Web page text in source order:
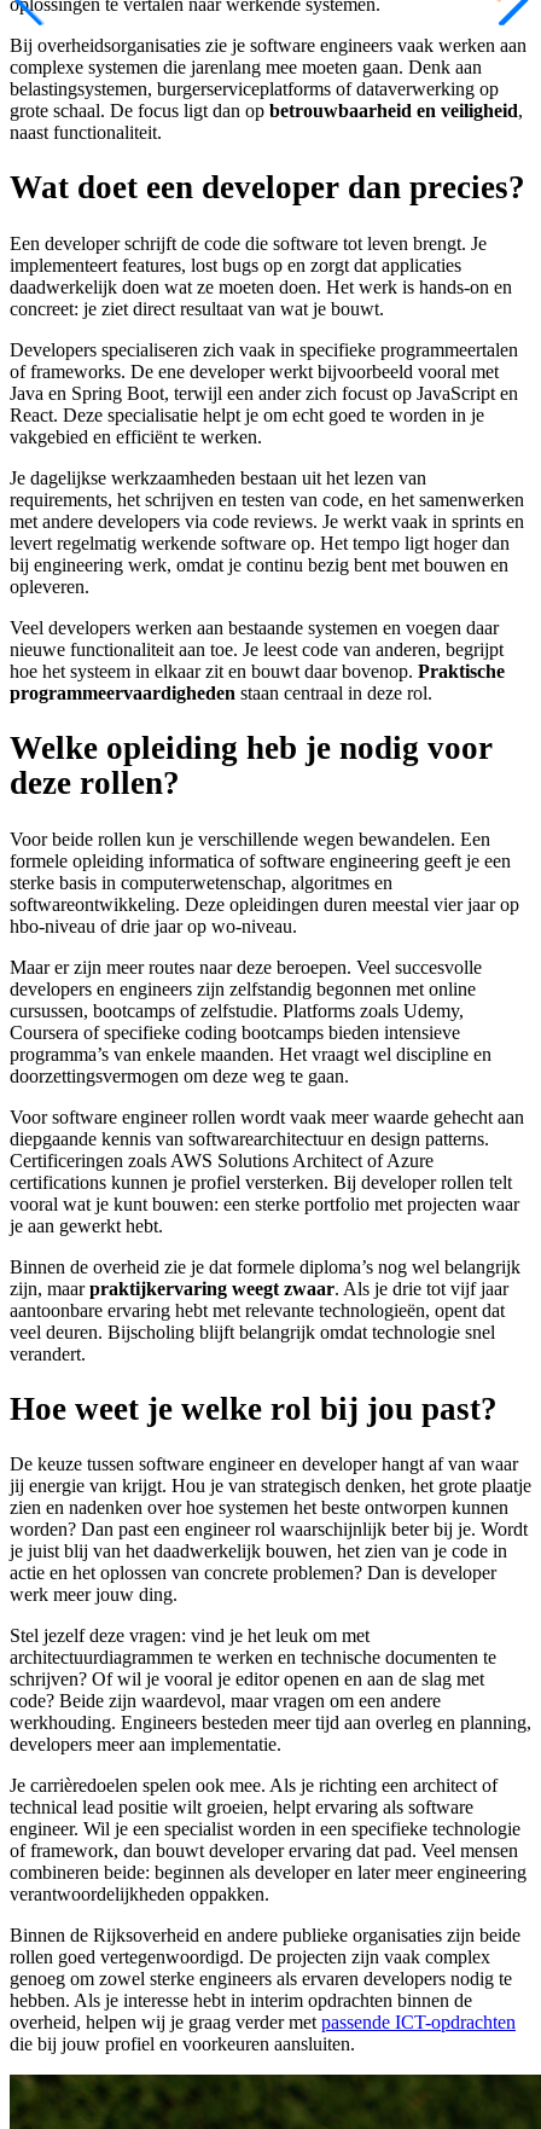
Bij overheidsorganisaties zie je software engineers vaak werken aan
complexe systemen die jarenlang mee moeten gaan. Denk aan
belastingsystemen, burgerserviceplatforms of dataverwerking op
grote schaal. De focus ligt dan op betrouwbaarheid en veiligheid,
naast functionaliteit.
Wat doet een developer dan precies?
Een developer schrijft de code die software tot leven brengt. Je
implementeert features, lost bugs op en zorgt dat applicaties
daadwerkelijk doen wat ze moeten doen. Het werk is hands-on en
concreet: je ziet direct resultaat van wat je bouwt.
Developers specialiseren zich vaak in specifieke programmeertalen
of frameworks. De ene developer werkt bijvoorbeeld vooral met
Java en Spring Boot, terwijl een ander zich focust op JavaScript en
React. Deze specialisatie helpt je om echt goed te worden in je
vakgebied en efficiënt te werken.
Je dagelijkse werkzaamheden bestaan uit het lezen van
requirements, het schrijven en testen van code, en het samenwerken
met andere developers via code reviews. Je werkt vaak in sprints en
levert regelmatig werkende software op. Het tempo ligt hoger dan
bij engineering werk, omdat je continu bezig bent met bouwen en
opleveren.
Veel developers werken aan bestaande systemen en voegen daar
nieuwe functionaliteit aan toe. Je leest code van anderen, begrijpt
hoe het systeem in elkaar zit en bouwt daar bovenop. Praktische
programmeervaardigheden staan centraal in deze rol.
Welke opleiding heb je nodig voor
deze rollen?
Voor beide rollen kun je verschillende wegen bewandelen. Een
formele opleiding informatica of software engineering geeft je een
sterke basis in computerwetenschap, algoritmes en
softwareontwikkeling. Deze opleidingen duren meestal vier jaar op
hbo-niveau of drie jaar op wo-niveau.
Maar er zijn meer routes naar deze beroepen. Veel succesvolle
developers en engineers zijn zelfstandig begonnen met online
cursussen, bootcamps of zelfstudie. Platforms zoals Udemy,
Coursera of specifieke coding bootcamps bieden intensieve
programma’s van enkele maanden. Het vraagt wel discipline en
doorzettingsvermogen om deze weg te gaan.
Voor software engineer rollen wordt vaak meer waarde gehecht aan
diepgaande kennis van softwarearchitectuur en design patterns.
Certificeringen zoals AWS Solutions Architect of Azure
certifications kunnen je profiel versterken. Bij developer rollen telt
vooral wat je kunt bouwen: een sterke portfolio met projecten waar
je aan gewerkt hebt.
Binnen de overheid zie je dat formele diploma’s nog wel belangrijk
zijn, maarpraktijkervaring weegt zwaar. Als je drie tot vijf jaar
aantoonbare ervaring hebt met relevante technologieën, opent dat
veel deuren. Bijscholing blijft belangrijk omdat technologie snel
verandert.
Hoe weet je welke rol bij jou past?
De keuze tussen software engineer en developer hangt af van waar
jij energie van krijgt. Hou je van strategisch denken, het grote plaatje
zien en nadenken over hoe systemen het beste ontworpen kunnen
worden? Dan past een engineer rol waarschijnlijk beter bij je. Wordt
je juist blij van het daadwerkelijk bouwen, het zien van je code in
actie en het oplossen van concrete problemen? Dan is developer
werk meer jouw ding.
Stel jezelf deze vragen: vind je het leuk om met
architectuurdiagrammen te werken en technische documenten te
schrijven? Of wil je vooral je editor openen en aan de slag met
code? Beide zijn waardevol, maar vragen om een andere
werkhouding. Engineers besteden meer tijd aan overleg en planning,
developers meer aan implementatie.
Je carrièredoelen spelen ook mee. Als je richting een architect of
technical lead positie wilt groeien, helpt ervaring als software
engineer. Wil je een specialist worden in een specifieke technologie
of framework, dan bouwt developer ervaring dat pad. Veel mensen
combineren beide: beginnen als developer en later meer engineering
verantwoordelijkheden oppakken.
Binnen de Rijksoverheid en andere publieke organisaties zijn beide
rollen goed vertegenwoordigd. De projecten zijn vaak complex
genoeg om zowel sterke engineers als ervaren developers nodig te
hebben. Als je interesse hebt in interim opdrachten binnen de
overheid, helpen wij je graag verder metpassende ICT-opdrachten
die bij jouw profiel en voorkeuren aansluiten.